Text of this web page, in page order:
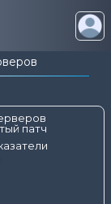
патч